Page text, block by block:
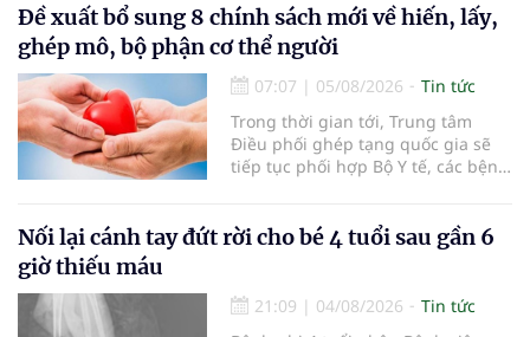
nhận 32.286.360 người, chiếm gần
30% dân số cả nước đã được khám
sức khỏe định kỳ năm nay.
Đề xuất bổ sung 8 chính sách mới về hiến, lấy,
ghép mô, bộ phận cơ thể người
07:07 | 05/08/2026
Tin tức
Trong thời gian tới, Trung tâm
Điều phối ghép tạng quốc gia sẽ
tiếp tục phối hợp Bộ Y tế, các bệnh
cường truyền thông, hoàn thiện
quy trình chuyên môn và hệ thống
hiến và ghép mô tạng.
Nối lại cánh tay đứt rời cho bé 4 tuổi sau gần 6
giờ thiếu máu
21:09 | 04/08/2026
Tin tức